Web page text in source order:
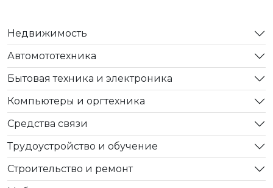
Недвижимость
Автомототехника
Бытовая техника и электроника
Компьютеры и оргтехника
Средства связи
Трудоустройство и обучение
Строительство и ремонт